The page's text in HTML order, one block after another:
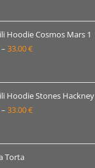
19.00 €
do
Hoodie Cosmos Mars 1
– 33.00€Raspon
19.00 €
do
Hoodie Stones Hackney
– 33.00€Raspon
Torta